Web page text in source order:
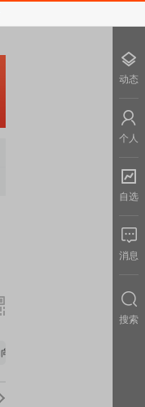
动态
个人
自选
消息
搜索